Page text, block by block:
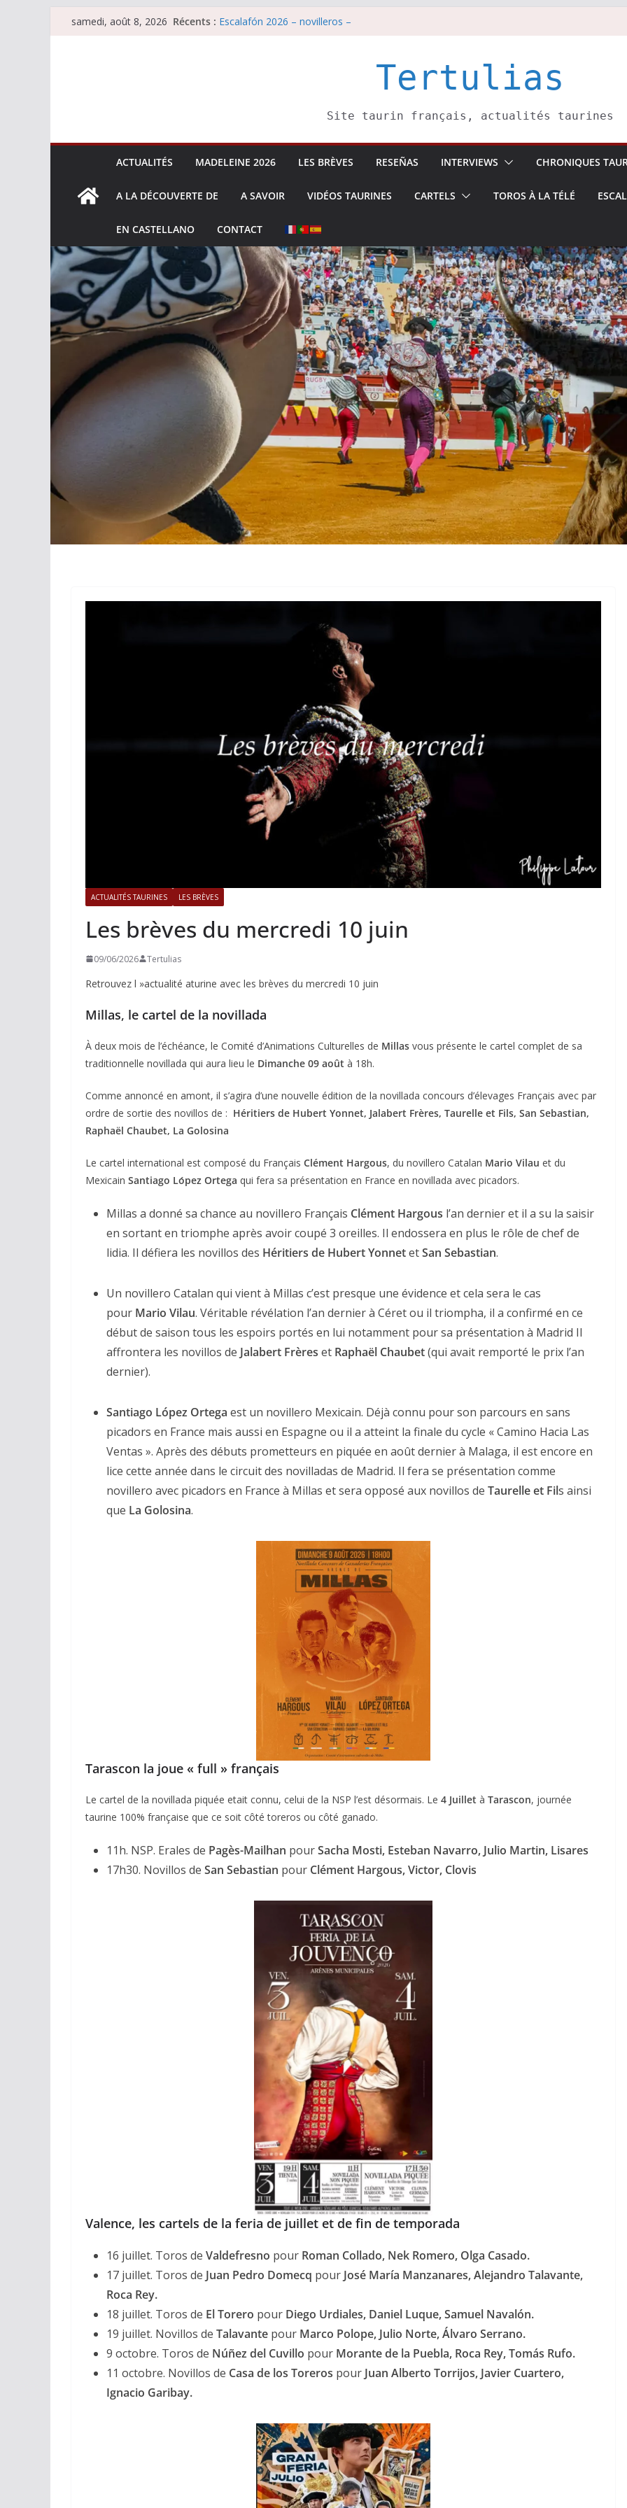
Passersamedi, août 8, 2026 Récents : Escalafón 2026 – novilleros –
Tertulias
Site taurin français, actualités taurines
ACTUALITÉS MADELEINE 2026 LES BRÈVES RESEÑAS INTERVIEWS CHRONIQUES
A LA DÉCOUVERTE DE A SAVOIR VIDÉOS TAURINES CARTELS TOROS À LA TÉLÉ
EN CASTELLANO CONTACT
ACTUALITÉS TAURINES LES BRÈVES
Les brèves du mercredi 10 juin
09/06/2026 Tertulias
Retrouvez l »actualité aturine avec les brèves du mercredi 10 juin
Millas, le cartel de la novillada
À deux mois de l’échéance, le Comité d’Animations Culturelles de Millas vous présente le cartel complet de sa
traditionnelle novillada qui aura lieu le Dimanche 09 août à 18h.
Comme annoncé en amont, il s’agira d’une nouvelle édition de la novillada concours d’élevages Français avec par
ordre de sortie des novillos de : Héritiers de Hubert Yonnet, Jalabert Frères, Taurelle et Fils, San Sebastian,
Raphaël Chaubet, La Golosina
Le cartel international est composé du Français Clément Hargous, du novillero Catalan Mario Vilau et du
Mexicain Santiago Lо́pez Ortega qui fera sa présentation en France en novillada avec picadors.
Millas a donné sa chance au novillero Français Clément Hargous l’an dernier et il a su la saisir
en sortant en triomphe après avoir coupé 3 oreilles. Il endossera en plus le rôle de chef de
lidia. Il défiera les novillos des Héritiers de Hubert YonnetetSan Sebastian.
Un novillero Catalan qui vient à Millas c’est presque une évidence et cela sera le cas
pour Mario Vilau. Véritable révélation l’an dernier à Céret ou il triompha, il a confirmé en ce
début de saison tous les espoirs portés en lui notamment pour sa présentation à Madrid Il
affrontera les novillos de Jalabert Frères et Raphaël Chaubet(qui avait remporté le prix l’an
dernier).
Santiago Lо́pez Ortega est un novillero Mexicain. Déjà connu pour son parcours en sans
picadors en France mais aussi en Espagne ou il a atteint la finale du cycle « Camino Hacia Las
Ventas ». Après des débuts prometteurs en piquée en août dernier à Malaga, il est encore en
lice cette année dans le circuit des novilladas de Madrid. Il fera se présentation comme
novillero avec picadors en France à Millas et sera opposé aux novillos de Taurelle et Fils ainsi
que La Golosina.
Tarascon la joue « full » français
Le cartel de la novillada piquée etait connu, celui de la NSP l’est désormais. Le 4 Juillet à Tarascon, journée
taurine 100% française que ce soit côté toreros ou côté ganado.
11h. NSP. Erales de Pagès-Mailhan pourSacha Mosti, Esteban Navarro, Julio Martin, Lisares
17h30. Novillos de San Sebastian pour Clément Hargous, Victor, Clovis
Valence, les cartels de la feria de juillet et de fin de temporada
16 juillet. Toros de Valdefresno pour Roman Collado, Nek Romero, Olga Casado.
17 juillet. Toros de Juan Pedro Domecq pour José María Manzanares, Alejandro Talavante,
Roca Rey.
18 juillet. Toros de El Torero pour Diego Urdiales, Daniel Luque, Samuel Navalón.
19 juillet. Novillos de Talavante pour Marco Polope, Julio Norte, Álvaro Serrano.
9 octobre. Toros de Núñez del Cuvillo pour Morante de la Puebla, Roca Rey, Tomás Rufo.
11 octobre. Novillos de Casa de los Toreros pour Juan Alberto Torrijos, Javier Cuartero,
Ignacio Garibay.
PHOTOS TAURINES 2026
Istres, l’ouverture en
photos
19/06/2026 Tertulias
fêtes en photos
17/07/2026
CHRONIQUES TAURINES 2026
Arles : au seuil des
espérances.
02/04/2026 Olivier Castelnau
CHRONIQUES TAURINES 2026
Istres : la feria des
ultimes émotions
18/06/2026 Olivier Castelnau